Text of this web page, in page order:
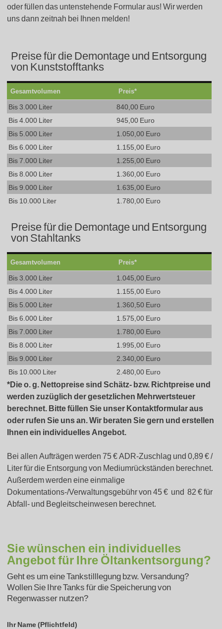
oder füllen das untenstehende Formular aus! Wir werden
uns dann zeitnah bei Ihnen melden!
Preise für die Demontage und Entsorgung
von Kunststofftanks
Gesamtvolumen Preis*
Bis 3.000 Liter
840,00 Euro
Bis 4.000 Liter
945,00 Euro
Bis 5.000 Liter
1.050,00 Euro
Bis 6.000 Liter
1.155,00 Euro
Bis 7.000 Liter
1.255,00 Euro
Bis 8.000 Liter
1.360,00 Euro
Bis 9.000 Liter
1.635,00 Euro
Bis 10.000 Liter
1.780,00 Euro
Preise für die Demontage und Entsorgung
von Stahltanks
Gesamtvolumen Preis*
Bis 3.000 Liter
1.045,00 Euro
Bis 4.000 Liter
1.155,00 Euro
Bis 5.000 Liter
1.360,50 Euro
Bis 6.000 Liter
1.575,00 Euro
Bis 7.000 Liter
1.780,00 Euro
Bis 8.000 Liter
1.995,00 Euro
Bis 9.000 Liter
2.340,00 Euro
Bis 10.000 Liter
2.480,00 Euro
*Die o. g. Nettopreise sind Schätz- bzw. Richtpreise und
werden zuzüglich der gesetzlichen Mehrwertsteuer
berechnet. Bitte füllen Sie unser Kontaktformular aus
oder rufen Sie uns an. Wir beraten Sie gern und erstellen
Ihnen ein individuelles Angebot.
Bei allen Aufträgen werden 75 € ADR-Zuschlag und 0,89 € /
Liter für die Entsorgung von Mediumrückständen berechnet.
Außerdem werden eine einmalige
Dokumentations-/Verwaltungsgebühr von 45 € und 82 € für
Abfall- und Begleitscheinwesen berechnet.
Sie wünschen ein individuelles
Angebot für Ihre Öltankentsorgung?
Geht es um eine Tankstilllegung bzw. Versandung?
Wollen Sie Ihre Tanks für die Speicherung von
Regenwasser nutzen?
Ihr Name (Pflichtfeld)